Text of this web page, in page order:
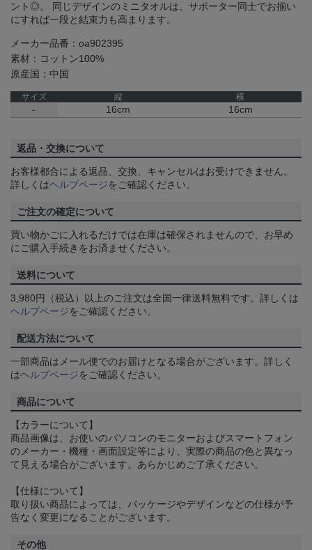
ント◎。 同じデザインのミニタオルは、サポーター同士でお揃い
にすれば一段と結束力も高まります。
メーカー品番：oa902395
素材：コットン100%
原産国：中国
サイズ 縦 横
- 16cm 16cm
返品・交換について
お客様都合による返品、交換、キャンセルはお受けできません。
詳しくはヘルプページをご確認ください。
ご注文の確定について
買い物かごに入れるだけでは在庫は確保されませんので、お早め
にご購入手続きをお済ませください。
送料について
3,980円（税込）以上のご注文は全国一律送料無料です。詳しくは
ヘルプページをご確認ください。
配送方法について
一部商品はメール便でのお届けとなる場合がございます。詳しく
はヘルプページをご確認ください。
商品について
【カラーについて】
商品画像は、お使いのパソコンのモニターおよびスマートフォン
のメーカー・機種・画面設定等により、実際の商品の色と異なっ
て見える場合がございます。あらかじめご了承ください。
【仕様について】
取り扱い商品によっては、パッケージやデザインなどの仕様が予
告なく変更になることがございます。
その他